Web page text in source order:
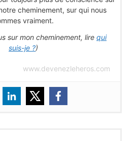
cheminement, sur qui nous
vraiment.
sur mon cheminement, lire qui
suis-je ?)
www.devenezleheros.com